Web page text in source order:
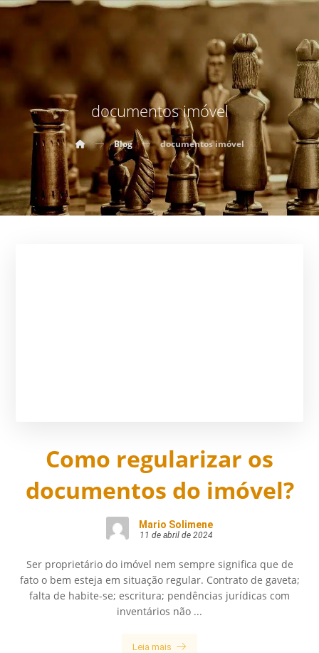
documentos imóvel
Blog documentos imóvel
Como regularizar os
documentos do imóvel?
Mario Solimene
11 de abril de 2024
Ser proprietário do imóvel nem sempre significa que de
fato o bem esteja em situação regular. Contrato de gaveta;
falta de habite-se; escritura; pendências jurídicas com
inventários não ...
Leia mais